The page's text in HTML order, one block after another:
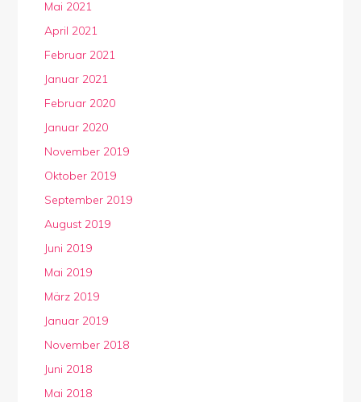
Mai 2021
April 2021
Februar 2021
Januar 2021
Februar 2020
Januar 2020
November 2019
Oktober 2019
September 2019
August 2019
Juni 2019
Mai 2019
März 2019
Januar 2019
November 2018
Juni 2018
Mai 2018